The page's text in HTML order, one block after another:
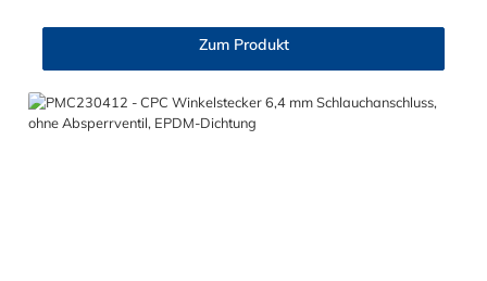
Zum Produkt